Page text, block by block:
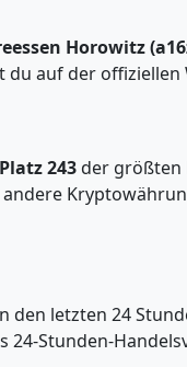
Horowitz
auf der offiziellen
Platz 243der größten
den letzten 24
Stunden-